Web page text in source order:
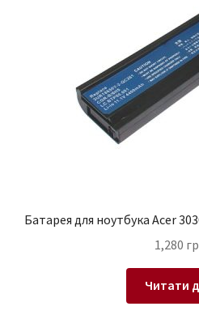
Батарея для ноутбука Acer
1,280
Читати